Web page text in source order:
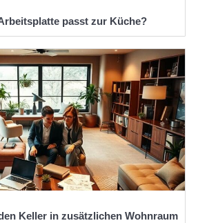
passt zur Küche?
Keller in zusätzlichen Wohnraum